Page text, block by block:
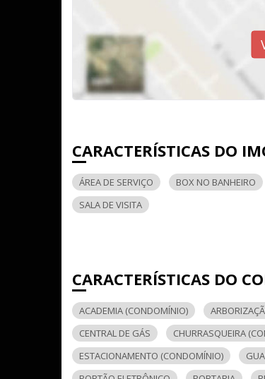
CARACTERÍSTICAS DO
ÁREA DE SERVIÇO BOX NO BANHEIRO
SALA DE VISITA
CARACTERÍSTICAS DO
ACADEMIA (CONDOMÍNIO)
CENTRAL DE GÁS
CHURRASQUEIRA
ESTACIONAMENTO (CONDOMÍNIO)